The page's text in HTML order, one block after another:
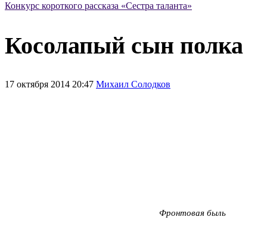
Конкурс короткого рассказа «Сестра таланта»
Косолапый сын полка
17 октября 2014 20:47 Михаил Солодков
Фронтовая быль